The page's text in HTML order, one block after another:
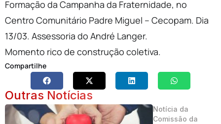
Formação da Campanha da Fraternidade, no
Centro Comunitário Padre Miguel – Cecopam. Dia
13/03. Assessoria do André Langer.
Momento rico de construção coletiva.
Compartilhe
Outras Notícias
Notícia da
Comissão da